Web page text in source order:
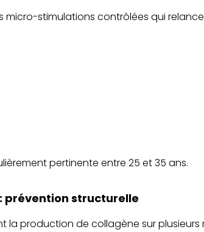
micro-stimulations contrôlées qui
pertinente entre 25 et 35 ans.
prévention structurelle
la production de collagène sur